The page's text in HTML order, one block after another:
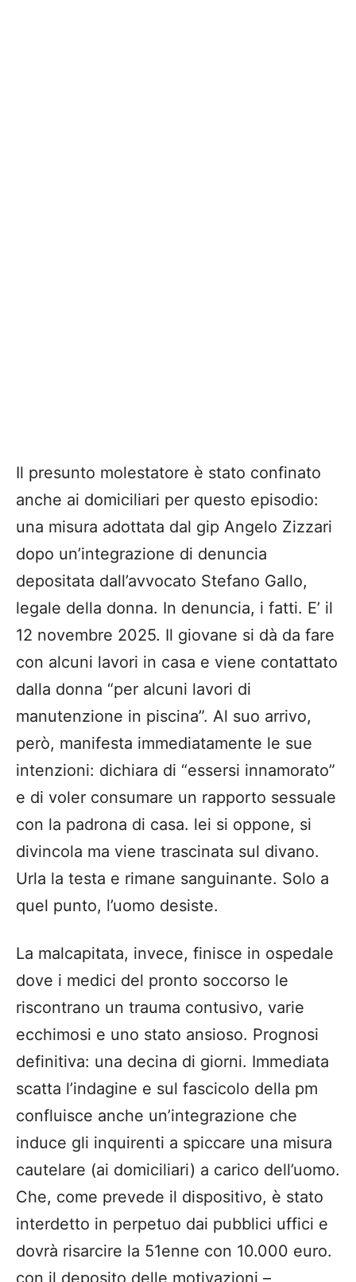
Il presunto molestatore è stato confinato
anche ai domiciliari per questo episodio:
una misura adottata dal gip Angelo Zizzari
dopo un’integrazione di denuncia
depositata dall’avvocato Stefano Gallo,
legale della donna. In denuncia, i fatti. E’ il
12 novembre 2025. Il giovane si dà da fare
con alcuni lavori in casa e viene contattato
dalla donna “per alcuni lavori di
manutenzione in piscina”. Al suo arrivo,
però, manifesta immediatamente le sue
intenzioni: dichiara di “essersi innamorato”
e di voler consumare un rapporto sessuale
con la padrona di casa. lei si oppone, si
divincola ma viene trascinata sul divano.
Urla la testa e rimane sanguinante. Solo a
quel punto, l’uomo desiste.
La malcapitata, invece, finisce in ospedale
dove i medici del pronto soccorso le
riscontrano un trauma contusivo, varie
ecchimosi e uno stato ansioso. Prognosi
definitiva: una decina di giorni. Immediata
scatta l’indagine e sul fascicolo della pm
confluisce anche un’integrazione che
induce gli inquirenti a spiccare una misura
cautelare (ai domiciliari) a carico dell’uomo.
Che, come prevede il dispositivo, è stato
interdetto in perpetuo dai pubblici uffici e
dovrà risarcire la 51enne con 10.000 euro.
con il deposito delle motivazioni –